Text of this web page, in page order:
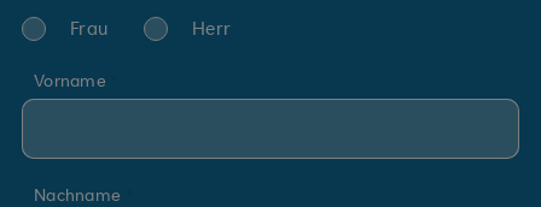
Frau Herr
Vorname
Nachname